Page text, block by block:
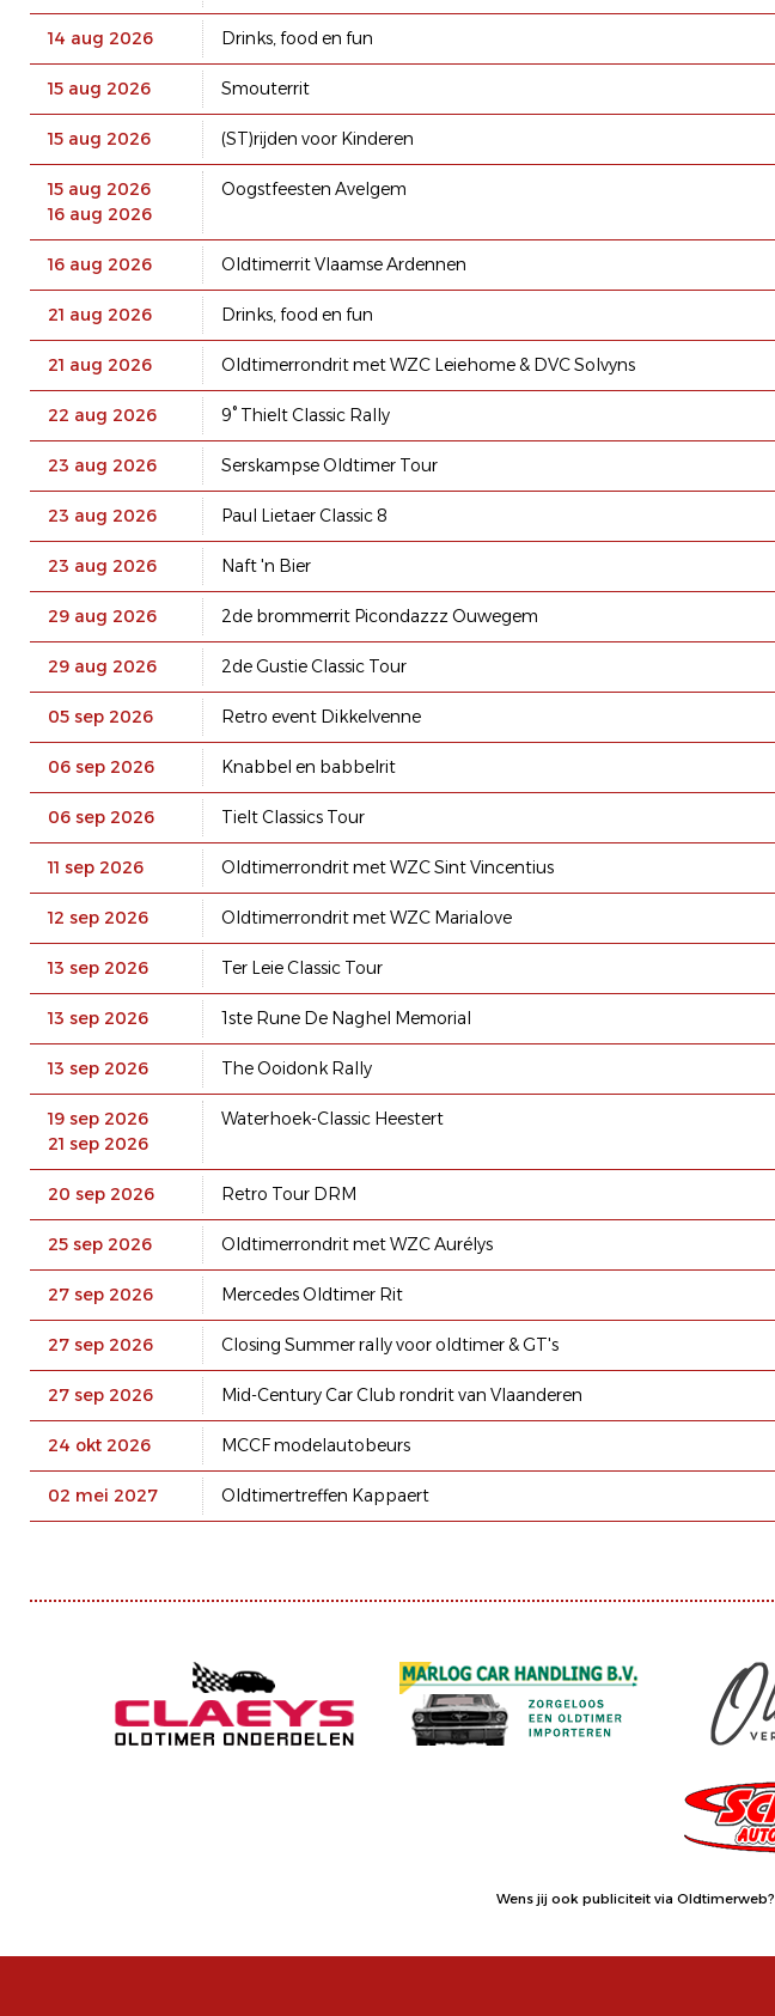
14 aug 2026 Drinks, food en fun
15 aug 2026 Smouterrit
15 aug 2026 (ST)rijden voor Kinderen
15 aug 2026
16 aug 2026
Oogstfeesten Avelgem
16 aug 2026 Oldtimerrit Vlaamse Ardennen
21 aug 2026 Drinks, food en fun
21 aug 2026 Oldtimerrondrit met WZC Leiehome & DVC Solvyns
22 aug 2026 9° Thielt Classic Rally
23 aug 2026 Serskampse Oldtimer Tour
23 aug 2026 Paul Lietaer Classic 8
23 aug 2026 Naft 'n Bier
29 aug 2026 2de brommerrit Picondazzz Ouwegem
29 aug 2026 2de Gustie Classic Tour
05 sep 2026 Retro event Dikkelvenne
06 sep 2026 Knabbel en babbelrit
06 sep 2026 Tielt Classics Tour
11 sep 2026 Oldtimerrondrit met WZC Sint Vincentius
12 sep 2026 Oldtimerrondrit met WZC Marialove
13 sep 2026 Ter Leie Classic Tour
13 sep 2026 1ste Rune De Naghel Memorial
13 sep 2026 The Ooidonk Rally
19 sep 2026
21 sep 2026
Waterhoek-Classic Heestert
20 sep 2026 Retro Tour DRM
25 sep 2026 Oldtimerrondrit met WZC Aurélys
27 sep 2026 Mercedes Oldtimer Rit
27 sep 2026 Closing Summer rally voor oldtimer & GT's
27 sep 2026 Mid-Century Car Club rondrit van Vlaanderen
24 okt 2026 MCCF modelautobeurs
02 mei 2027 Oldtimertreffen Kappaert
Wens jij ook publiciteit via Oldtimerweb?